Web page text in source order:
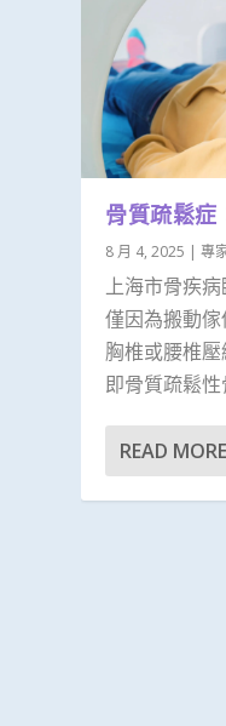
骨質疏鬆症
8 月 4, 2025 |專
上海市骨疾
僅因為搬動
胸椎或腰椎
即骨質疏鬆性
READ MORE